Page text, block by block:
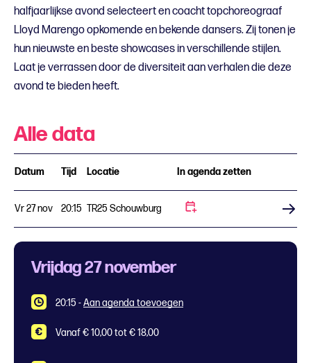
halfjaarlijkse avond selecteert en coacht topchoreograaf
Lloyd Marengo opkomende en bekende dansers. Zij tonen je
hun nieuwste en beste showcases in verschillende stijlen.
Laat je verrassen door de diversiteit aan verhalen die deze
avond te bieden heeft.
Alle data
Datum Tijd Locatie In agenda zetten
Vr 27 nov 20:15 TR25 Schouwburg
Vrijdag 27 november
20:15 -Aan agenda toevoegen
Vanaf € 10,00 tot € 18,00